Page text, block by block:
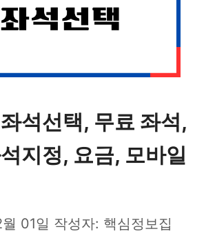
석선택, 무료 좌석,
지정, 요금, 모바일
01일 작성자: 핵심정보집